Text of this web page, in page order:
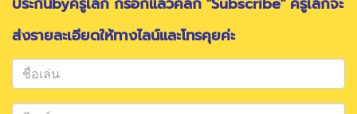
ส่งรายละเอียดให้ทางไลน์และโทรคุยค่ะ